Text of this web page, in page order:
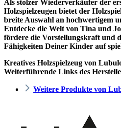
Als stolzer Wiederverkäufer der
Holzspielzeugen bietet der
breite Auswahl an hochwertigem
Entdecke die Welt von Tina und
fördere die Vorstellungskraft und
Fähigkeiten Deiner Kinder auf
Kreatives Holzspielzeug von
Weiterführende Links des
Weitere Produkte von